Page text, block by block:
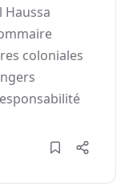
Haussa
coloniales